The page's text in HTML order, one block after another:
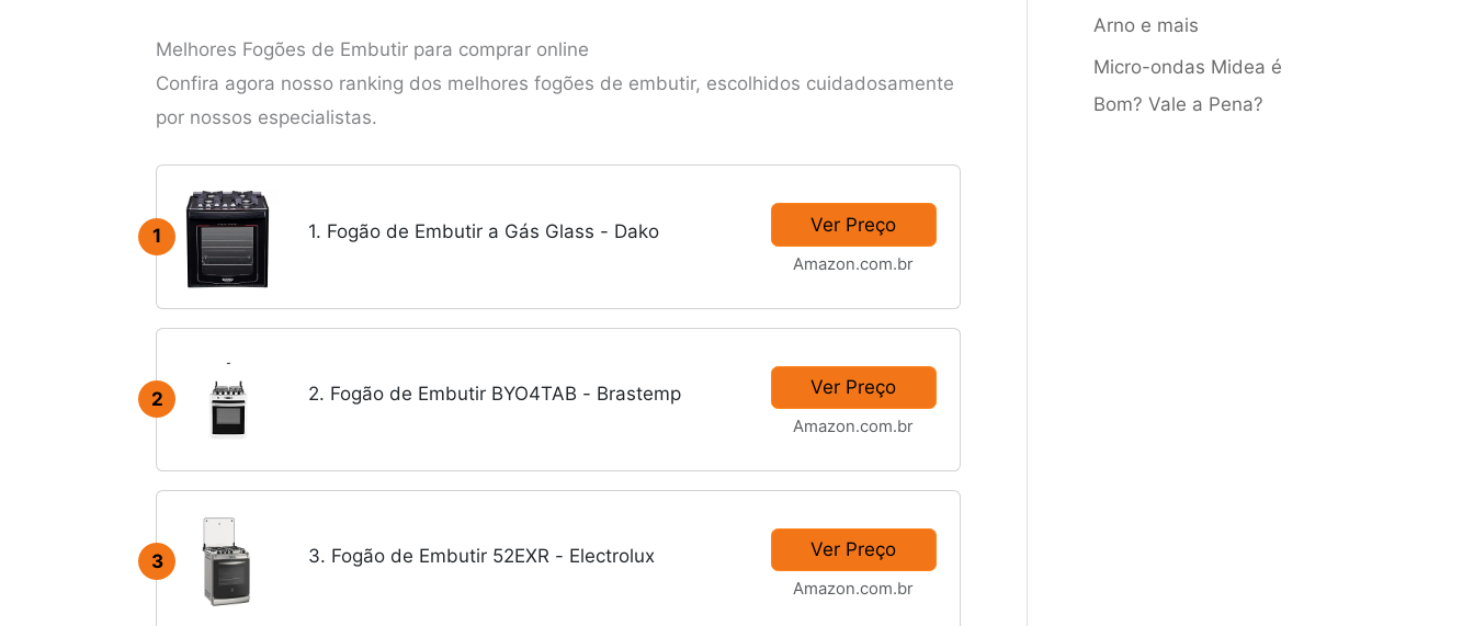
Melhores Fogões de Embutir para comprar online
Confira agora nosso ranking dos melhores fogões de embutir, escolhidos cuidadosamente
por nossos especialistas.
1 1. Fogão de Embutir a Gás Glass - Dako Ver Preço
Amazon.com.br
2 2. Fogão de Embutir BYO4TAB - Brastemp Ver Preço
Amazon.com.br
3 3. Fogão de Embutir 52EXR - Electrolux Ver Preço
Amazon.com.br
Arno e mais
Micro-ondas Midea é
Bom? Vale a Pena?